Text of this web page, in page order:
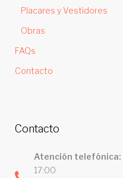
Placares y Vestidores
Obras
FAQs
Contacto
Contacto
Atención telefónica:
17:00